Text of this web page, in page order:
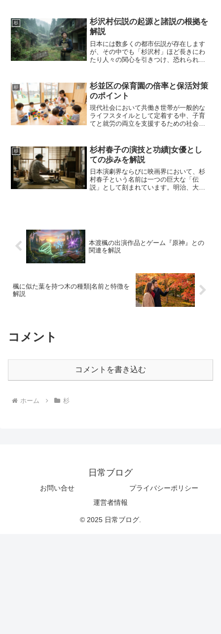
た。シティポップ・AORの代表的アーテ
ィストとして、現在も...
杉
杉沢村伝説の起源と諸説の根拠を
解説
日本には数多くの都市伝説が存在します
が、その中でも「杉沢村」ほど長きにわ
たり人々の関心を引きつけ、恐れられて
い、かつて村人が全滅する凄惨な事件が
起きたなど、語られるエピソ...
杉
杉並区の保育園の倍率と保活対策
のポイント
現代社会において共働き世帯が一般的な
ライフスタイルとして定着する中、子育
てと就労の両立を支援するための社会イ
内の人口密集地域においては、限られた
土地や施設に対して想定を...
杉
杉村春子の演技と功績|女優とし
ての歩みを解説
日本演劇界ならびに映画界において、杉
村春子という名前は一つの巨大な「伝
説」として刻まれています。明治、大
本渡楓の出演作品とゲーム『原神』との
関連を解説
楓に似た葉を持つ木の種類|名前と特徴を
解説
コメント
コメントを書き込む
ホーム 杉
日常ブログ
お問い合せ
プライバシーポリシー
運営者情報
© 2025 日常ブログ.